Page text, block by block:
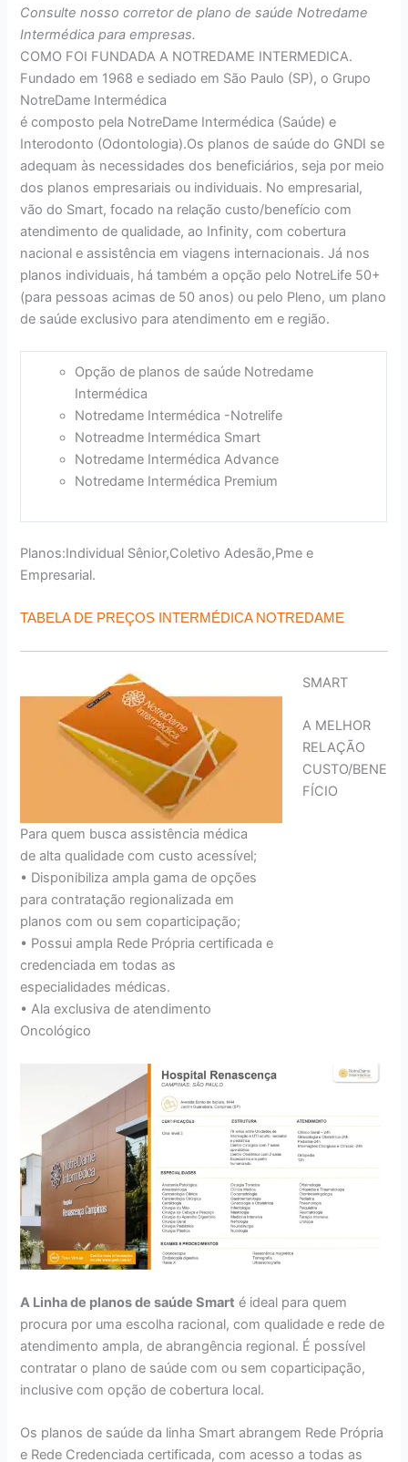
Consulte nosso corretor de plano de saúde Notredame
Intermédica para empresas.
COMO FOI FUNDADA A NOTREDAME INTERMEDICA.
Fundado em 1968 e sediado em São Paulo (SP), o Grupo
NotreDame Intermédica
é composto pela NotreDame Intermédica (Saúde) e
Interodonto (Odontologia).Os planos de saúde do GNDI se
adequam às necessidades dos beneficiários, seja por meio
dos planos empresariais ou individuais. No empresarial,
vão do Smart, focado na relação custo/benefício com
atendimento de qualidade, ao Infinity, com cobertura
nacional e assistência em viagens internacionais. Já nos
planos individuais, há também a opção pelo NotreLife 50+
(para pessoas acimas de 50 anos) ou pelo Pleno, um plano
de saúde exclusivo para atendimento em e região.
Opção de planos de saúde Notredame
Intermédica
Notredame Intermédica -Notrelife
Notreadme Intermédica Smart
Notredame Intermédica Advance
Notredame Intermédica Premium
Planos:Individual Sênior,Coletivo Adesão,Pme e
Empresarial.
TABELA DE PREÇOS INTERMÉDICA NOTREDAME
SMART
A MELHOR
RELAÇÃO
CUSTO/BENE
FÍCIO
Para quem busca assistência médica
de alta qualidade com custo acessível;
• Disponibiliza ampla gama de opções
para contratação regionalizada em
planos com ou sem coparticipação;
• Possui ampla Rede Própria certificada e
credenciada em todas as
especialidades médicas.
• Ala exclusiva de atendimento
Oncológico
A Linha de planos de saúde Smart é ideal para quem
procura por uma escolha racional, com qualidade e rede de
atendimento ampla, de abrangência regional. É possível
contratar o plano de saúde com ou sem coparticipação,
inclusive com opção de cobertura local.
Os planos de saúde da linha Smart abrangem Rede Própria
e Rede Credenciada certificada, com acesso a todas as